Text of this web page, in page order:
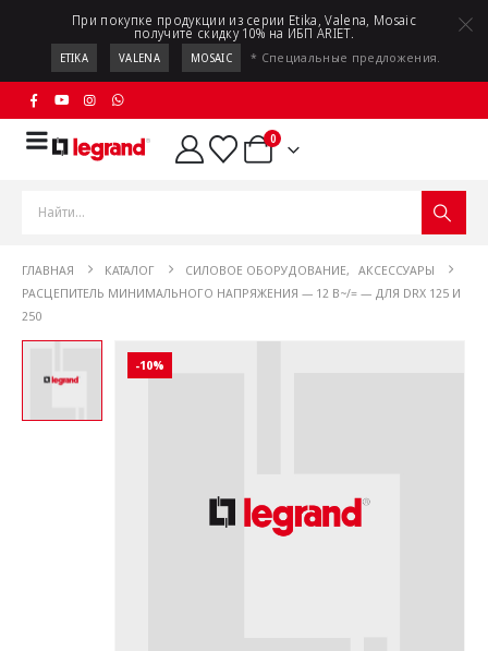
При покупке продукции из серии Etika, Valena, Mosaic
получите скидку 10% на ИБП ARIET.
ETIKA VALENA MOSAIC * Специальные предложения.
0
ГЛАВНАЯ КАТАЛОГ СИЛОВОЕ ОБОРУДОВАНИЕ, АКСЕССУАРЫ
РАСЦЕПИТЕЛЬ МИНИМАЛЬНОГО НАПРЯЖЕНИЯ — 12 В~/= — ДЛЯ DRX 125 И
250
-10%